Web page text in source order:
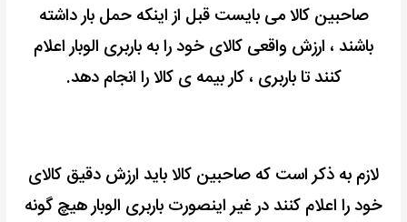
صاحبین کالا می بایست قبل از اینکه حمل بار داشته
باشند ، ارزش واقعی کالای خود را به باربری الوبار اعلام
کنند تا باربری ، کار بیمه ی کالا را انجام دهد.
لازم به ذکر است که صاحبین کالا باید ارزش دقیق کالای
خود را اعلام کنند در غیر اینصورت باربری الوبار هیچ گونه